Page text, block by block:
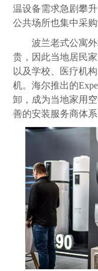
温设备需求急剧攀
公共场所也集中采购
波兰老式公寓
贵，因此当地居民
以及学校、医疗机
机。海尔推出的
卸，成为当地家用
善的安装服务商体